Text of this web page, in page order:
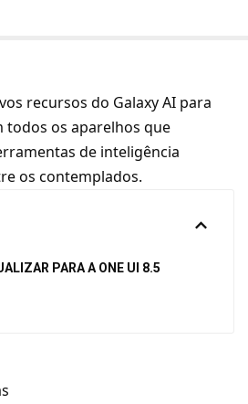
recursos do Galaxy AI para
todos os aparelhos que
de inteligência
os contemplados.
PARA A ONE UI 8.5